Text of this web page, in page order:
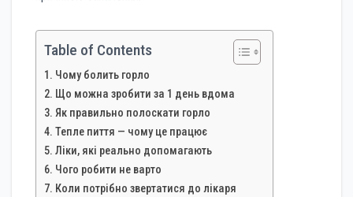
Table of Contents
Чому болить горло
Що можна зробити за 1 день вдома
Як правильно полоскати горло
Тепле пиття — чому це працює
Ліки, які реально допомагають
Чого робити не варто
Коли потрібно звертатися до лікаря